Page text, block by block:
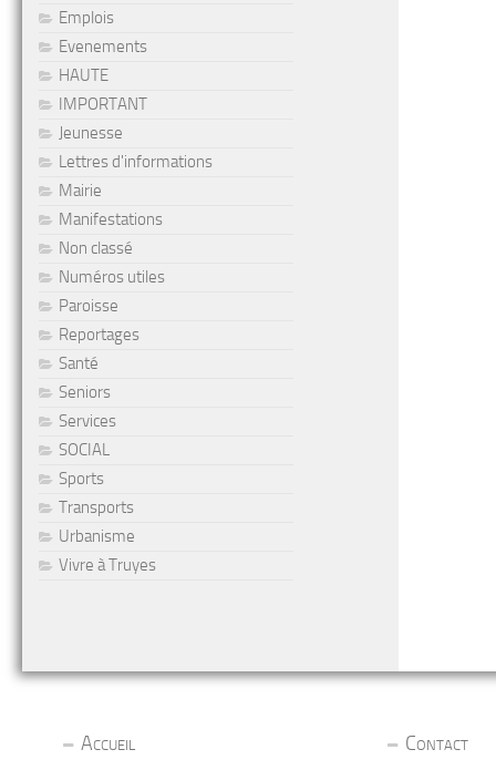
Emplois
Evenements
HAUTE
IMPORTANT
Jeunesse
Lettres d'informations
Mairie
Manifestations
Non classé
Numéros utiles
Paroisse
Reportages
Santé
Seniors
Services
SOCIAL
Sports
Transports
Urbanisme
Vivre à Truyes
Accueil
Contact